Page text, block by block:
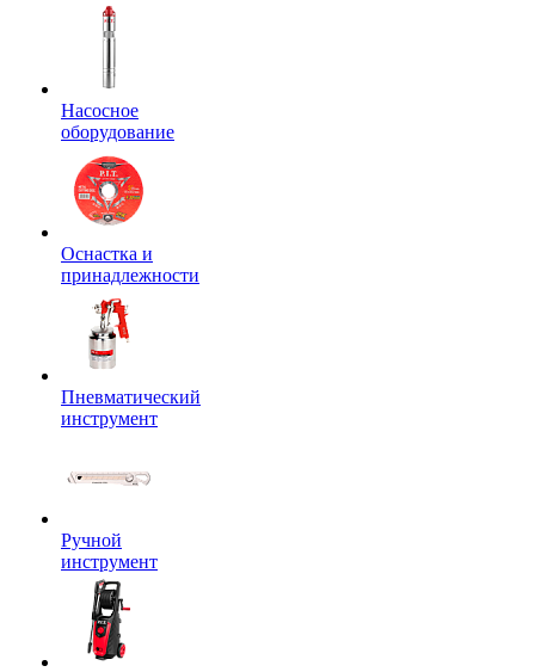
Насосное
оборудование
Оснастка и
принадлежности
Пневматический
инструмент
Ручной
инструмент